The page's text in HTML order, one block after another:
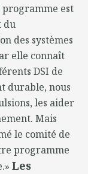
programme est
du
des systèmes
elle connaît
DSI de
durable, nous
les aider
Mais
le comité de
programme
Les